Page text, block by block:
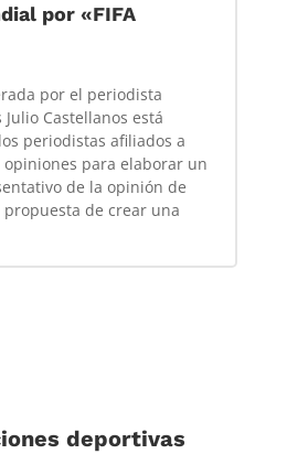
por «FIFA
por el periodista
Castellanos está
periodistas afiliados a
para elaborar un
de la opinión de
de crear una
deportivas